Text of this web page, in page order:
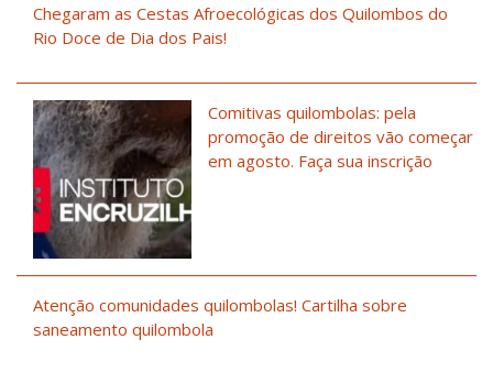
Chegaram as Cestas Afroecológicas dos Quilombos do
Rio Doce de Dia dos Pais!
Comitivas quilombolas: pela
promoção de direitos vão começar
em agosto. Faça sua inscrição
Atenção comunidades quilombolas! Cartilha sobre
saneamento quilombola